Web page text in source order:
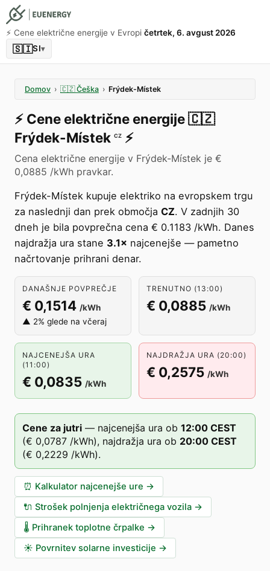
⚡️ Cene električne energije v Evropi četrtek, 6. avgust 2026
🇸🇮SI▾
Domov › 🇨🇿 Češka › Frýdek-Místek
⚡️ Cene električne energije🇨🇿
Frýdek-Místek CZ ⚡️
Cena električne energije v Frýdek-Místek je €
0,0885 /kWh pravkar.
Frýdek-Místek kupuje elektriko na evropskem trgu
za naslednji dan prek območja CZ. V zadnjih 30
dneh je bila povprečna cena € 0.1183 /kWh. Danes
najdražja ura stane 3.1× najcenejše — pametno
načrtovanje prihrani denar.
DANAŠNJE POVPREČJE
€ 0,1514 /kWh
▲ 2% glede na včeraj
TRENUTNO (13:00)
€ 0,0885 /kWh
NAJCENEJŠA URA
(11:00)
€ 0,0835 /kWh
NAJDRAŽJA URA (20:00)
€ 0,2575 /kWh
Cene za jutri — najcenejša ura ob 12:00 CEST
(€ 0,0787 /kWh), najdražja ura ob 20:00 CEST
(€ 0,2229 /kWh).
⏰ Kalkulator najcenejše ure →
🔌 Strošek polnjenja električnega vozila →
🌡️ Prihranek toplotne črpalke →
☀️ Povrnitev solarne investicije →